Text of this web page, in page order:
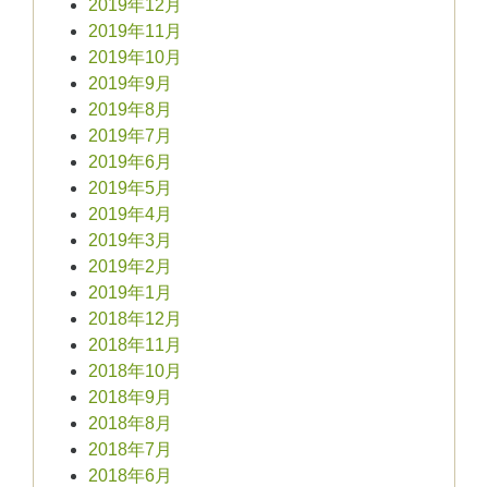
2019年12月
2019年11月
2019年10月
2019年9月
2019年8月
2019年7月
2019年6月
2019年5月
2019年4月
2019年3月
2019年2月
2019年1月
2018年12月
2018年11月
2018年10月
2018年9月
2018年8月
2018年7月
2018年6月